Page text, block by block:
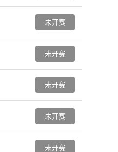
未开赛
未开赛
未开赛
未开赛
未开赛